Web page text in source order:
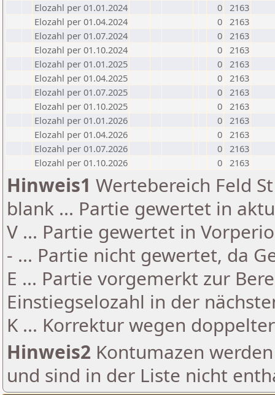
Elozahl per 01.01.2024
0 2163
Elozahl per 01.04.2024
0 2163
Elozahl per 01.07.2024
0 2163
Elozahl per 01.10.2024
0 2163
Elozahl per 01.01.2025
0 2163
Elozahl per 01.04.2025
0 2163
Elozahl per 01.07.2025
0 2163
Elozahl per 01.10.2025
0 2163
Elozahl per 01.01.2026
0 2163
Elozahl per 01.04.2026
0 2163
Elozahl per 01.07.2026
0 2163
Elozahl per 01.10.2026
0 2163
Hinweis1 Wertebereich Feld
blank ... Partie gewertet in
V ... Partie gewertet in
- ... Partie nicht gewertet, da
E ... Partie vorgemerkt zur
Einstiegselozahl in der
K ... Korrektur wegen
Hinweis2 Kontumazen
und sind in der Liste nicht